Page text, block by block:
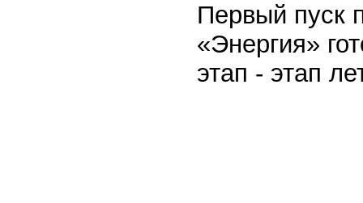
Первый пуск
«Энергия»
этап - этап